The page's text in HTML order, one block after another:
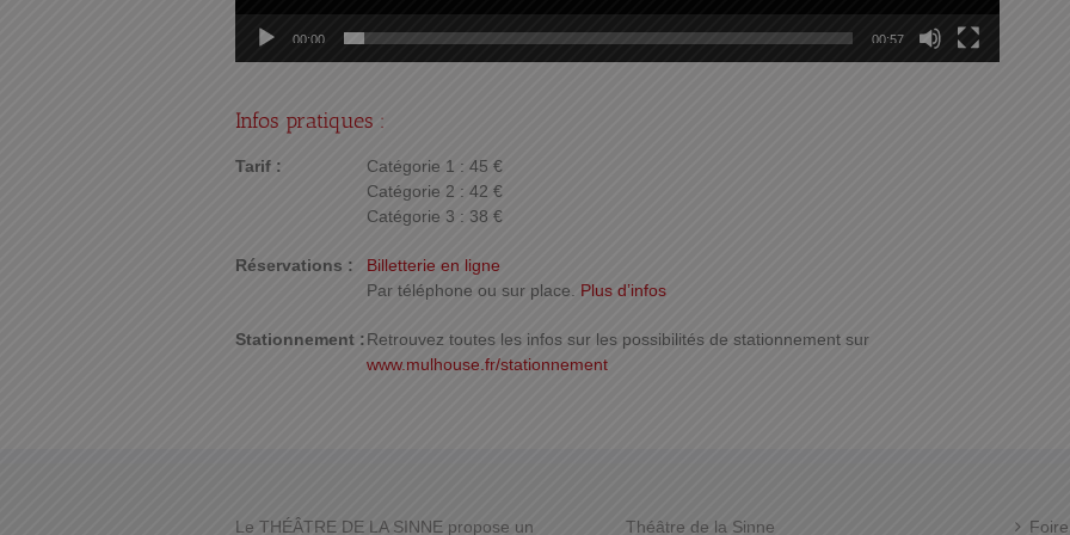
00:00 00:57
Infos pratiques :
Tarif :
Catégorie 1 : 45 €
Catégorie 2 : 42 €
Catégorie 3 : 38 €
Réservations :
Billetterie en ligne
Par téléphone ou sur place. Plus d’infos
Stationnement :Retrouvez toutes les infos sur les possibilités de stationnement sur
www.mulhouse.fr/stationnement
Le THÉÂTRE DE LA SINNE propose un Théâtre de la Sinne